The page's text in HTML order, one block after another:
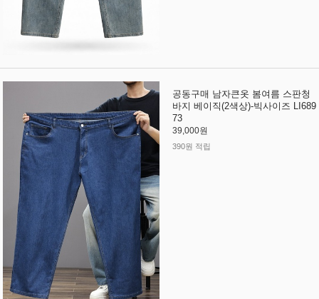
공동구매 남자큰옷 봄여름 스판청
바지 베이직(2색상)-빅사이즈 LI689
73
39,000원
390원 적립